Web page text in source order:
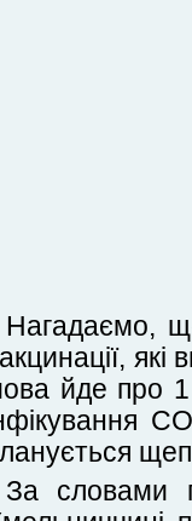
Нагадаємо,
які
йде про 1
За словами